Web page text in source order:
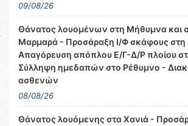
09/08/26
Θάνατος λουομένων στη Μήθυμνα και
Μαρμαρά - Προσάραξη Ι/Φ σκάφους στη
Απαγόρευση απόπλου Ε/Γ-Δ/Ρ πλοίου
Σύλληψη ημεδαπών στο Ρέθυμνο -
ασθενών
08/08/26
Θάνατος λουόμενης στα Χανιά -